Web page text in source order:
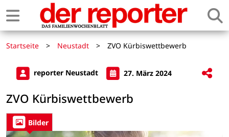
Startseite > Neustadt > ZVO Kürbiswettbewerb
reporter Neustadt 27. März 2024
ZVO Kürbiswettbewerb
Bilder